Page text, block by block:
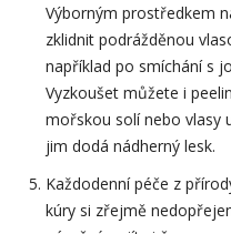
Výborným prostředkem
zklidnit podrážděnou
například po smíchání s
Vyzkoušet můžete i
mořskou solí nebo vlasy
jim dodá nádherný lesk.
Každodenní péče z
kúry si zřejmě